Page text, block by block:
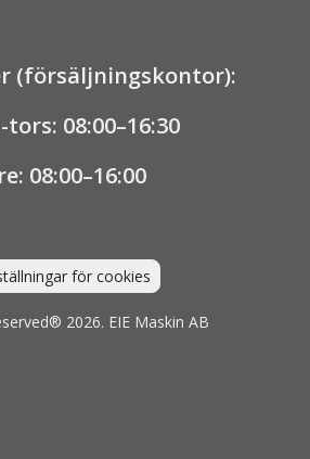
(försäljningskontor):
tors: 08:00–16:30
08:00–16:00
för cookies
2026. EIE Maskin AB